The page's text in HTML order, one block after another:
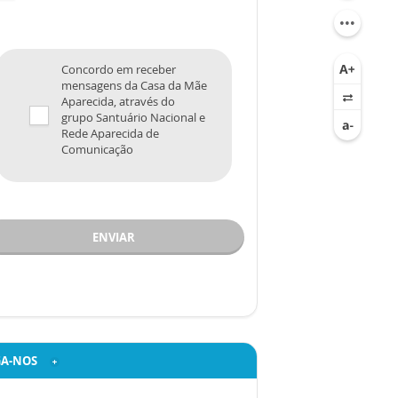
Concordo em receber
mensagens da Casa da Mãe
Aparecida, através do
grupo Santuário Nacional e
Rede Aparecida de
Comunicação
ENVIAR
NOS